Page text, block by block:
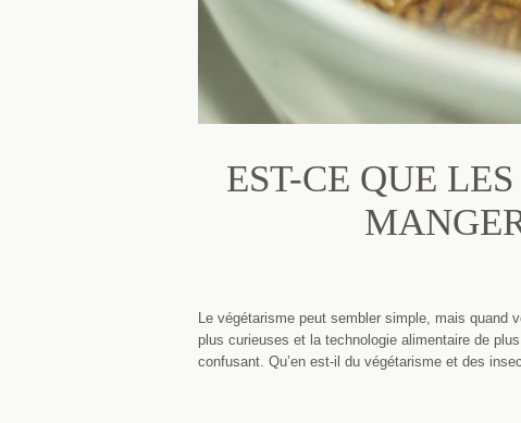
EST-CE QUE
Le végétarisme peut sembler simple, mais quand
plus curieuses et la technologie alimentaire de
confusant. Qu’en est-il du végétarisme et des